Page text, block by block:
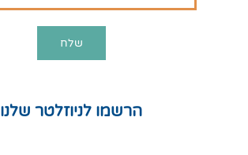
הרשמו לניוזלטר שלנו